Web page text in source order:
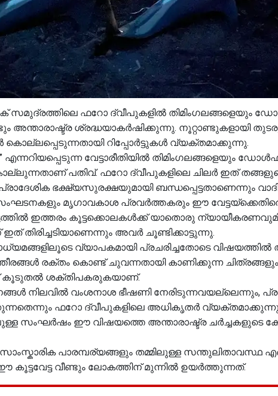
സമുദ്രത്തിലെ ഫറോ ദ്വീപുകളിൽ തിമിംഗലങ്ങളെയും
അന്താരാഷ്ട്ര ശ്രദ്ധയാകർഷിക്കുന്നു. നൂറ്റാണ്ടുകളായി
റിപ്പോർട്ടുകൾ വ്യക്തമാക്കുന്നു.
എന്നറിയപ്പെടുന്ന വേട്ടാരീതിയിൽ തിമിംഗലങ്ങളെയും
കൊല്ലുന്നതാണ് പതിവ്. ഫറോ ദ്വീപുകളിലെ ചിലർ ഇത്
ഭക്ഷ്യസുരക്ഷയുമായി ബന്ധപ്പെട്ടതാണെന്നും
മൃഗാവകാശ പ്രവർത്തകരും ഈ
ഇത്തരം കൂട്ടക്കൊലകൾക്ക് യാതൊരു
അവർ ചൂണ്ടിക്കാട്ടുന്നു.
വ്യാപകമായി പ്രചരിച്ചതോടെ വിഷയത്തിൽ
രക്തം കൊണ്ട് ചുവന്നതായി കാണിക്കുന്ന
കൂടുതൽ ശക്തിപകരുകയാണ്.
നിലവിൽ വംശനാശ ഭീഷണി നേരിടുന്നവയല്ലെന്നും,
ഫറോ ദ്വീപുകളിലെ അധികൃതർ വ്യക്തമാക്കുന്നു.
സംഘർഷം ഈ വിഷയത്തെ അന്താരാഷ്ട്ര ചർച്ചകളുടെ
പാരമ്പര്യങ്ങളും തമ്മിലുള്ള സന്തുലിതാവസ്ഥ
വീണ്ടും ലോകത്തിന് മുന്നിൽ ഉയർത്തുന്നത്.